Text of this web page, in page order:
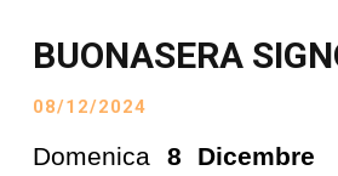
EVENTI
NEWS
SCUOLA STM
BUONASERA
08/12/2024
Domenica 8 Dicembre